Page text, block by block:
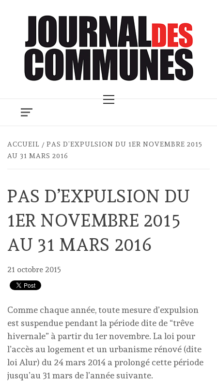
Menu
ACCUEIL
PAS D’EXPULSION DU 1ER NOVEMBRE 2015
AU 31 MARS 2016
PAS D’EXPULSION DU
1ER NOVEMBRE 2015
AU 31 MARS 2016
21 octobre 2015
Comme chaque année, toute mesure d’expulsion
est suspendue pendant la période dite de “trêve
hivernale” à partir du 1er novembre. La loi pour
l’accès au logement et un urbanisme rénové (dite
loi Alur) du 24 mars 2014 a prolongé cette période
jusqu’au 31 mars de l’année suivante.